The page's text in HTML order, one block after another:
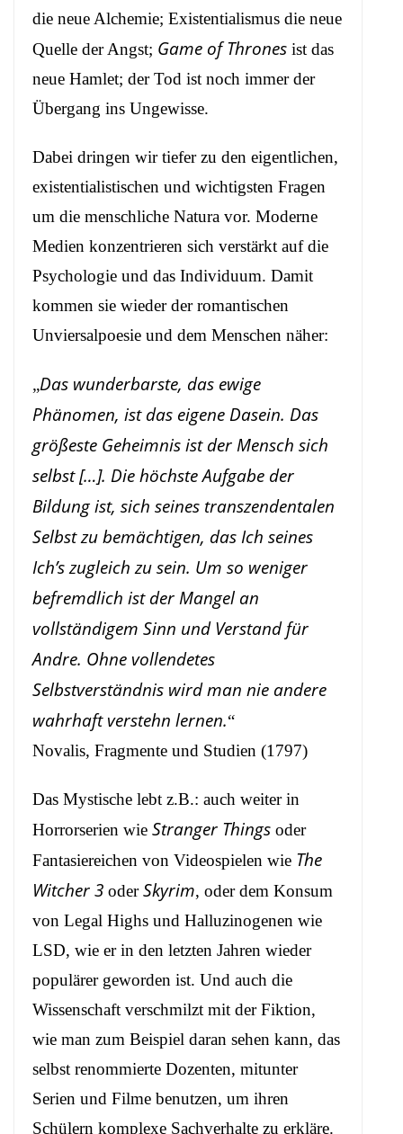
die neue Alchemie; Existentialismus die neue
Quelle der Angst; Game of Thrones ist das
neue Hamlet; der Tod ist noch immer der
Übergang ins Ungewisse.
Dabei dringen wir tiefer zu den eigentlichen,
existentialistischen und wichtigsten Fragen
um die menschliche Natura vor. Moderne
Medien konzentrieren sich verstärkt auf die
Psychologie und das Individuum. Damit
kommen sie wieder der romantischen
Unviersalpoesie und dem Menschen näher:
„Das wunderbarste, das ewige
Phänomen, ist das eigene Dasein. Das
größeste Geheimnis ist der Mensch sich
selbst […]. Die höchste Aufgabe der
Bildung ist, sich seines transzendentalen
Selbst zu bemächtigen, das Ich seines
Ich’s zugleich zu sein. Um so weniger
befremdlich ist der Mangel an
vollständigem Sinn und Verstand für
Andre. Ohne vollendetes
Selbstverständnis wird man nie andere
wahrhaft verstehn lernen.“
Novalis, Fragmente und Studien (1797)
Das Mystische lebt z.B.: auch weiter in
Horrorserien wie Stranger Things oder
Fantasiereichen von Videospielen wie The
Witcher 3 oderSkyrim, oder dem Konsum
von Legal Highs und Halluzinogenen wie
LSD, wie er in den letzten Jahren wieder
populärer geworden ist. Und auch die
Wissenschaft verschmilzt mit der Fiktion,
wie man zum Beispiel daran sehen kann, das
selbst renommierte Dozenten, mitunter
Serien und Filme benutzen, um ihren
Schülern komplexe Sachverhalte zu erkläre.